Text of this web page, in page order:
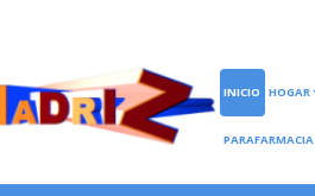
INICIO HOGAR
PARAFARMACIA